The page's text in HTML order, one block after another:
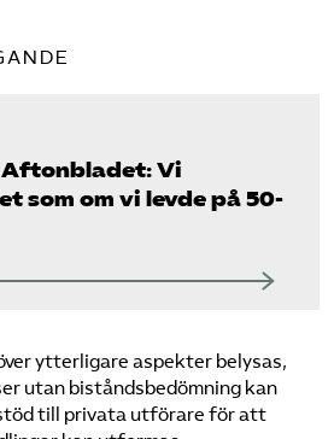
Vi
som om vi levde på 50-
ytterligare aspekter belysas,
utan biståndsbedömning kan
till privata utförare för att